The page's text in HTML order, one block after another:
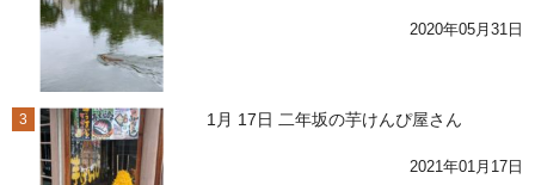
2020年05月31日
3 1月 17日 二年坂の芋けんぴ屋さん
2021年01月17日